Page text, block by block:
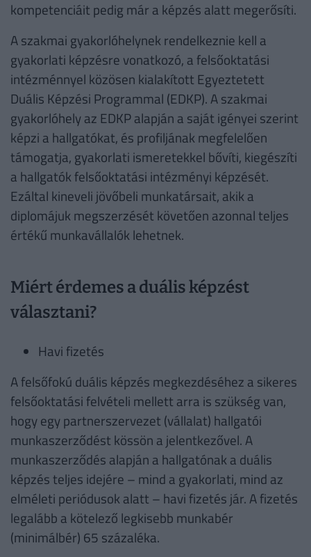
kompetenciáit pedig már a képzés alatt megerősíti.
A szakmai gyakorlóhelynek rendelkeznie kell a
gyakorlati képzésre vonatkozó, a felsőoktatási
intézménnyel közösen kialakított Egyeztetett
Duális Képzési Programmal (EDKP). A szakmai
gyakorlóhely az EDKP alapján a saját igényei szerint
képzi a hallgatókat, és profiljának megfelelően
támogatja, gyakorlati ismeretekkel bővíti, kiegészíti
a hallgatók felsőoktatási intézményi képzését.
Ezáltal kineveli jövőbeli munkatársait, akik a
diplomájuk megszerzését követően azonnal teljes
értékű munkavállalók lehetnek.
Miért érdemes a duális képzést
választani?
Havi fizetés
A felsőfokú duális képzés megkezdéséhez a sikeres
felsőoktatási felvételi mellett arra is szükség van,
hogy egy partnerszervezet (vállalat) hallgatói
munkaszerződést kössön a jelentkezővel. A
munkaszerződés alapján a hallgatónak a duális
képzés teljes idejére – mind a gyakorlati, mind az
elméleti periódusok alatt – havi fizetés jár. A fizetés
legalább a kötelező legkisebb munkabér
(minimálbér) 65 százaléka.